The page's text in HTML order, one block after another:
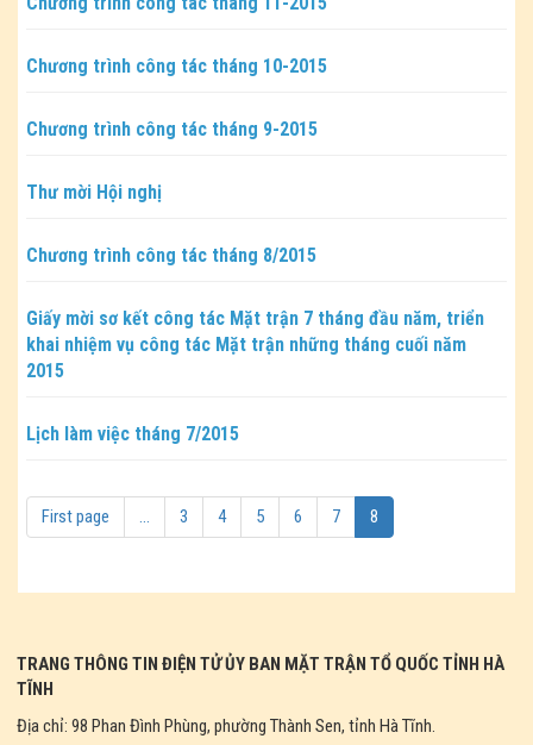
Chương trình công tác tháng 10-2015
Chương trình công tác tháng 9-2015
Thư mời Hội nghị
Chương trình công tác tháng 8/2015
Giấy mời sơ kết công tác Mặt trận 7 tháng đầu năm, triển
khai nhiệm vụ công tác Mặt trận những tháng cuối năm
2015
Lịch làm việc tháng 7/2015
First page ... 3 4 5 6 7 8
TRANG THÔNG TIN ĐIỆN TỬ ỦY BAN MẶT TRẬN TỔ QUỐC TỈNH HÀ
TĨNH
Địa chỉ: 98 Phan Đình Phùng, phường Thành Sen, tỉnh Hà Tĩnh.